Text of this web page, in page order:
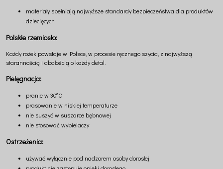
materiały spełniają najwyższe standardy bezpieczeństwa dla produktów
dziecięcych
Polskie rzemiosło:
Każdy rożek powstaje w Polsce, w procesie ręcznego szycia, z najwyższą
starannością i dbałością o każdy detal.
Pielęgnacja:
pranie w 30°C
prasowanie w niskiej temperaturze
nie suszyć w suszarce bębnowej
nie stosować wybielaczy
Ostrzeżenia:
używać wyłącznie pod nadzorem osoby dorosłej